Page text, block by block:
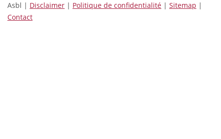
Asbl | Disclaimer | Politique de confidentialité | Sitemap |
Contact